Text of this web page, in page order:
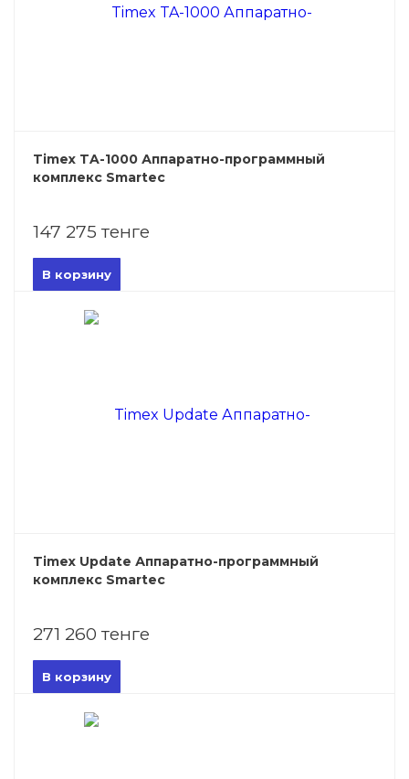
Timex TA-1000 Аппаратно-программный
комплекс Smartec
147 275 тенге
В корзину
Timex Update Аппаратно-программный
комплекс Smartec
271 260 тенге
В корзину